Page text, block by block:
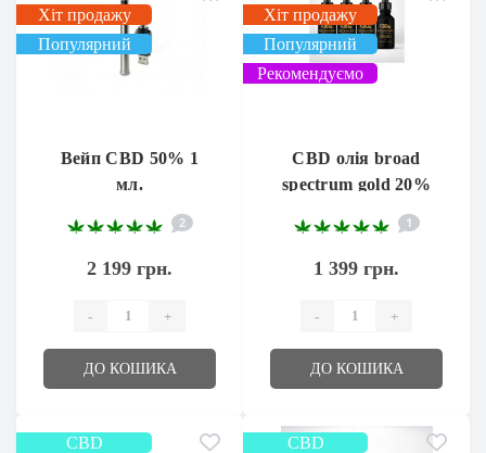
Хіт продажу
Популярний
Вейп CBD 50% 1
мл.
2
2 199 грн.
- +
ДО КОШИКА
Хіт продажу
Популярний
Рекомендуємо
CBD олія broad
spectrum gold 20%
1
1 399 грн.
- +
ДО КОШИКА
CBD
CBD